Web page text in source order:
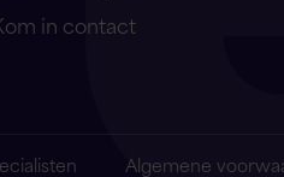
in contact
Algemene